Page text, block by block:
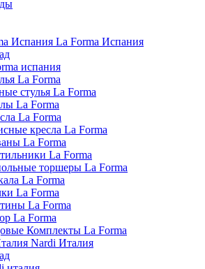
La Forma Испания
испания
La Forma
стулья La Forma
La Forma
La Forma
кресла La Forma
La Forma
La Forma
торшеры La Forma
La Forma
La Forma
La Forma
La Forma
Комплекты La Forma
Nardi Италия